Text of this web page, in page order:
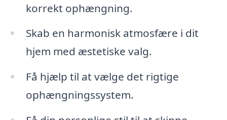
korrekt ophængning.
Skab en harmonisk atmosfære i dit
hjem med æstetiske valg.
Få hjælp til at vælge det rigtige
ophængningssystem.